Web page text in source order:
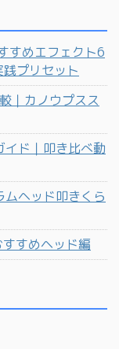
すめエフェクト6
プリセット
｜カノウプスス
イド｜叩き比べ動
ヘッド叩きくら
すすめヘッド編